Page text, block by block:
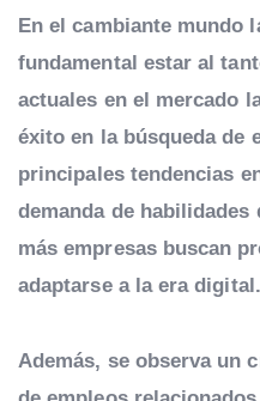
En el cambiante mundo
fundamental estar al
actuales en el mercado
éxito en la búsqueda de
principales tendencias
demanda de habilidades
más empresas buscan
adaptarse a la era digital.
Además, se observa un